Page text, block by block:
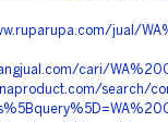
jual/
cari/
search/